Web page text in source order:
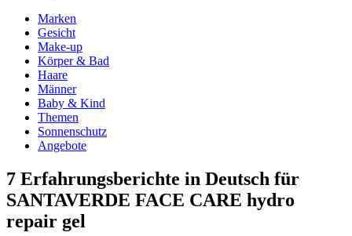
Marken
Gesicht
Make-up
Körper & Bad
Haare
Männer
Baby & Kind
Themen
Sonnenschutz
Angebote
7 Erfahrungsberichte in Deutsch für
SANTAVERDE FACE CARE hydro
repair gel